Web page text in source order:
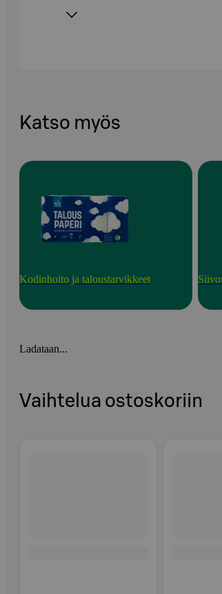
Katso myös
Kodinhoito ja taloustarvikkeet
Ladataan...
Vaihtelua ostoskoriin